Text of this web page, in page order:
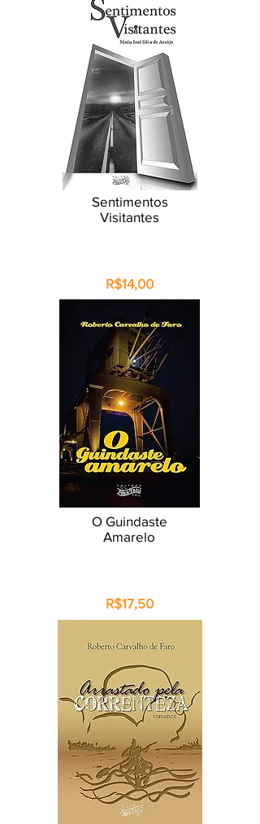
Sentimentos
Visitantes
R$14,00
O Guindaste
Amarelo
R$17,50